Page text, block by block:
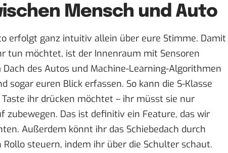
Mensch und Auto
erfolgt ganz intuitiv allein über eure Stimme. Damit
tun möchtet, ist der Innenraum mit Sensoren
des Autos und Machine-Learning-Algorithmen
sogar euren Blick erfassen. So kann die S-Klasse
ihr drücken möchtet – ihr müsst sie nur
zubewegen. Das ist definitiv ein Feature, das wir
Außerdem könnt ihr das Schiebedach durch
steuern, indem ihr über die Schulter schaut.